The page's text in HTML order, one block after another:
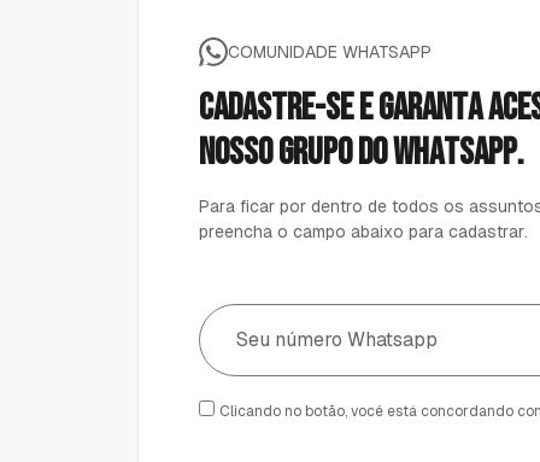
COMUNIDADE WHATSAPP
Cadastre-seegarantaace
nossogrupodowhatsapp.
Para ficar por dentro de todos os assunto
preencha o campo abaixo para cadastrar.
Clicando no botão, você está concordando